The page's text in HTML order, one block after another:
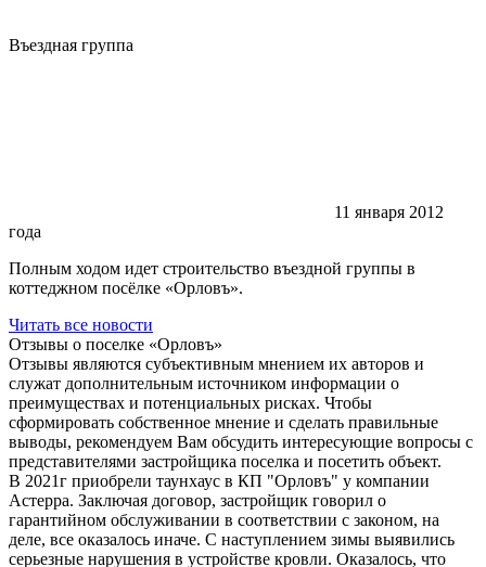
Въездная группа
11 января 2012
года
Полным ходом идет строительство въездной группы в
коттеджном посёлке «Орловъ».
Читать все новости
Отзывы о поселке «Орловъ»
Отзывы являются субъективным мнением их авторов и
служат дополнительным источником информации о
преимуществах и потенциальных рисках. Чтобы
сформировать собственное мнение и сделать правильные
выводы, рекомендуем Вам обсудить интересующие вопросы с
представителями застройщика поселка и посетить объект.
В 2021г приобрели таунхаус в КП "Орловъ" у компании
Астерра. Заключая договор, застройщик говорил о
гарантийном обслуживании в соответствии с законом, на
деле, все оказалось иначе. С наступлением зимы выявились
серьезные нарушения в устройстве кровли. Оказалось, что